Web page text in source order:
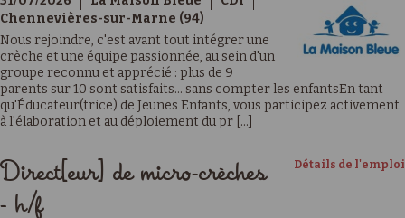
Chennevières-sur-Marne (94)
Nous rejoindre, c'est avant tout intégrer une
crèche et une équipe passionnée, au sein d'un
groupe reconnu et apprécié : plus de 9
parents sur 10 sont satisfaits… sans compter les enfantsEn tant
qu'Éducateur(trice) de Jeunes Enfants, vous participez activement
à l'élaboration et au déploiement du pr [...]
Détails de l'emploi
Direct[eur] de micro-crèches
- h/f